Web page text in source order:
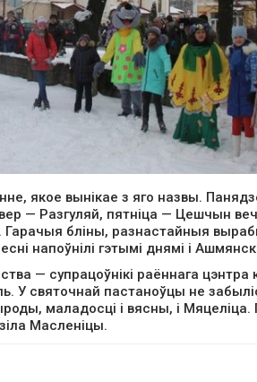
якое вынікае з яго назвы.
— Разгуляй, пятніца — Цешчын
Гарачыя бліны, разнастайныя
напоўнілі гэтымі днямі і
— супрацоўнікі раённага цэнтра
У святочнай пастаноўцы не
маладосці і вясны, і
Масленіцы.